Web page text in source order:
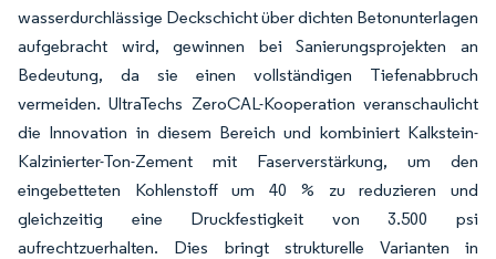
wasserdurchlässige Deckschicht über dichten Betonunterlagen
aufgebracht wird, gewinnen bei Sanierungsprojekten an
Bedeutung, da sie einen vollständigen Tiefenabbruch
vermeiden. UltraTechs ZeroCAL-Kooperation veranschaulicht
die Innovation in diesem Bereich und kombiniert Kalkstein-
Kalzinierter-Ton-Zement mit Faserverstärkung, um den
eingebetteten Kohlenstoff um 40 % zu reduzieren und
gleichzeitig eine Druckfestigkeit von 3.500 psi
aufrechtzuerhalten. Dies bringt strukturelle Varianten in